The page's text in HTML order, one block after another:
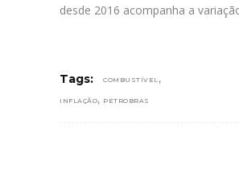
desde 2016 acompanha a
Tags: COMBUSTÍVEL ,
INFLAÇÃO, PETROBRAS